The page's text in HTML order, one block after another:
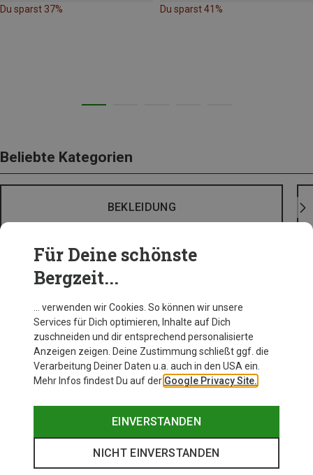
Du sparst 37% Du sparst 41%
Beliebte Kategorien
BEKLEIDUNG
Für Deine schönste
Bergzeit...
… verwenden wir Cookies. So können wir unsere
Services für Dich optimieren, Inhalte auf Dich
zuschneiden und dir entsprechend personalisierte
Anzeigen zeigen. Deine Zustimmung schließt ggf. die
Verarbeitung Deiner Daten u.a. auch in den USA ein.
Mehr Infos findest Du auf der Google Privacy Site.
EINVERSTANDEN
NICHT EINVERSTANDEN